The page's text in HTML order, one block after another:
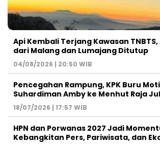
Api Kembali Terjang Kawasan
dari Malang dan Lumajang Ditutup
04/08/2026 | 20:50 WIB
Pencegahan Rampung, KPK Buru
Suhardiman Amby ke Menhut Raja
18/07/2026 | 17:57 WIB
HPN dan Porwanas 2027 Jadi
Kebangkitan Pers, Pariwisata, dan